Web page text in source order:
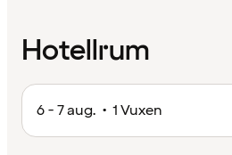
Hotellrum
6 - 7 aug. • 1 Vuxen